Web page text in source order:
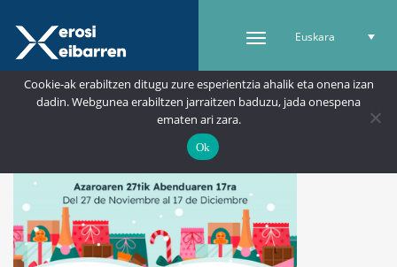
Euskara
Cookie-ak erabiltzen ditugu zure esperientzia ahalik eta onena izan
dadin. Webgunea erabiltzen jarraitzen baduzu, jada onespena
ematen ari zara.
Ok